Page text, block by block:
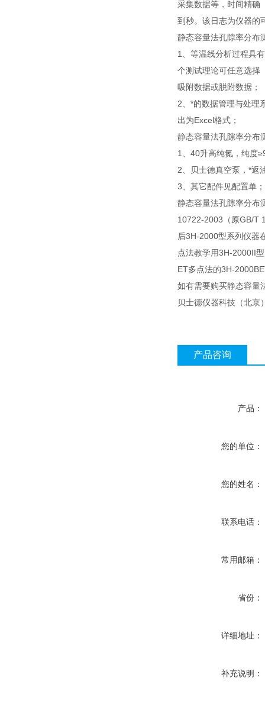
采集数据等，时间精确
到秒。该日志为仪器的
静态容量法孔隙率分布
1、等温线分析过程具
个测试理论可任意选择
吸附数据或脱附数据；
2、*的数据管理与处理
出为Excel格式；
静态容量法孔隙率分布
1、40升高纯氮，纯度
2、贝士德真空泵，*返
3、其它配件见配置单；
静态容量法孔隙率分布
10722-2003（原GB/T
后3H-2000型系列仪器
点法教学用3H-2000II
ET多点法的3H-
如有需要购买静态容量
贝士德仪器科技（北京
产品咨询
产品：
您的单位：
您的姓名：
联系电话：
常用邮箱：
省份：
详细地址：
补充说明：